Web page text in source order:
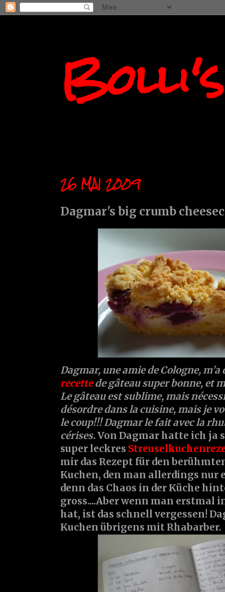
26 MAI 2009
Dagmar's big crumb
Dagmar, une amie de Cologne,
recettede gâteau super bonne, et
Le gâteau est sublime, mais
désordre dans la cuisine, mais je
le coup!!! Dagmar le fait avec la
cérises.Von Dagmar hatte ich ja
super leckres
mir das Rezept für den
Kuchen, den man allerdings nur
denn das Chaos in der Küche
gross....Aber wenn man erstmal
hat, ist das schnell vergessen!
Kuchen übrigens mit Rhabarber.